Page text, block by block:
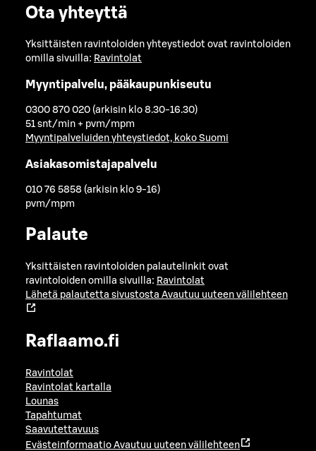
Ota yhteyttä
Yksittäisten ravintoloiden yhteystiedot ovat ravintoloiden
omilla sivuilla: Ravintolat
Myyntipalvelu, pääkaupunkiseutu
0300 870 020 (arkisin klo 8.30-16.30)
51 snt/min + pvm/mpm
Myyntipalveluiden yhteystiedot, koko Suomi
Asiakasomistajapalvelu
010 76 5858 (arkisin klo 9-16)
pvm/mpm
Palaute
Yksittäisten ravintoloiden palautelinkit ovat
ravintoloiden omilla sivuilla: Ravintolat
Lähetä palautetta sivustosta Avautuu uuteen välilehteen
Raflaamo.fi
Ravintolat
Ravintolat kartalla
Lounas
Tapahtumat
Saavutettavuus
Evästeinformaatio Avautuu uuteen välilehteen